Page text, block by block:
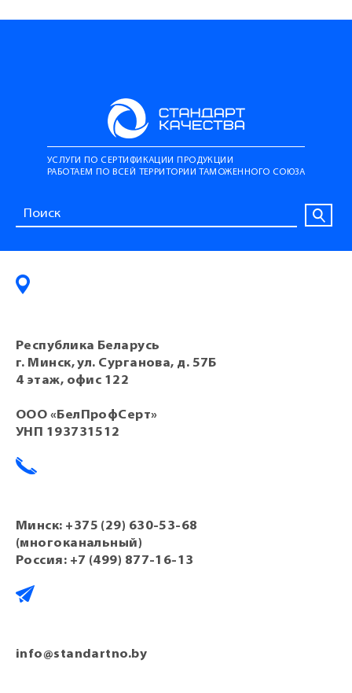
УСЛУГИ ПО СЕРТИФИКАЦИИ ПРОДУКЦИИ
РАБОТАЕМ ПО ВСЕЙ ТЕРРИТОРИИ ТАМОЖЕННОГО СОЮЗА
Республика Беларусь
г. Минск, ул. Сурганова, д. 57Б
4 этаж, офис 122
ООО «БелПрофСерт»
УНП 193731512
Минск: +375 (29) 630-53-68
(многоканальный)
Россия: +7 (499) 877-16-13
info@standartno.by